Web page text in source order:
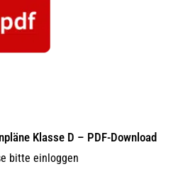
Klasse D – PDF-Download
bitte einloggen